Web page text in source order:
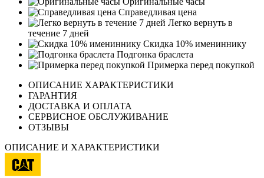
Справедливая цена
Легко вернуть в
течение 7 дней
Скидка 10% имениннику
Подгонка браслета
Примерка перед покупкой
ОПИСАНИЕ ХАРАКТЕРИСТИКИ
ГАРАНТИЯ
ДОСТАВКА И ОПЛАТА
СЕРВИСНОЕ ОБСЛУЖИВАНИЕ
ОТЗЫВЫ
ОПИСАНИЕ И ХАРАКТЕРИСТИКИ